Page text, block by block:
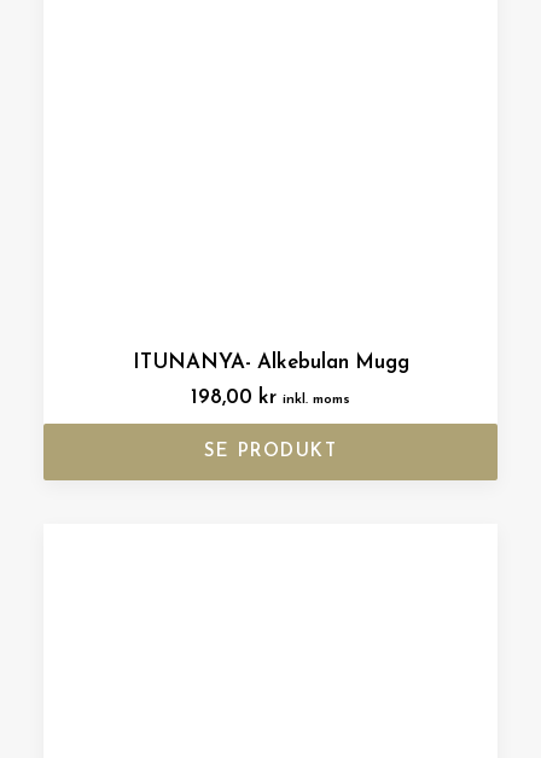
ITUNANYA- Alkebulan Mugg
198,00 kr inkl. moms
SE PRODUKT